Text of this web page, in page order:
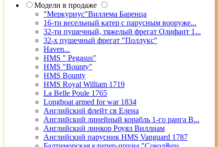
Модели в продаже
"Меркуриус"Виллема Баренца
16-ти весельный катер с парусным вооруже...
32-ти пушечный, тяжелый фрегат Олифант 1...
32-х пушечный фрегат "Поллукс"
Haven...
HMS " Pegasus"
HMS "Bounty"
HMS Bounty
HMS Royal William 1719
La Belle Poule 1765
Longboat armed for war 1834
Английский флейт св Елена
Английский линейный корабль 1-го ранга В...
Английский линкор Роуял Виллиам
Английский парусник HMS Vanguard 1787